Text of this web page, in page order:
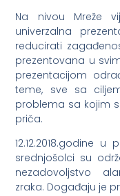
Na nivou Mreže
univerzalna
reducirati
prezentovana u
prezentacijom
teme, sve sa
problema sa kojim
priča.
12.12.2018.godine
srednjošolci su
nezadovoljstvo
zraka. Događaju je